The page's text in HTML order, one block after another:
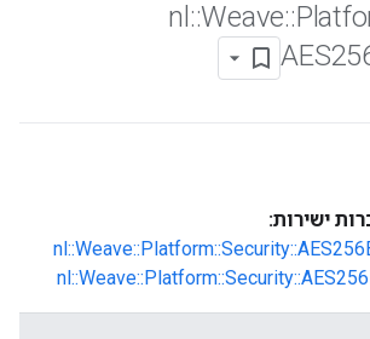
nl ::Weave::
ישירות: